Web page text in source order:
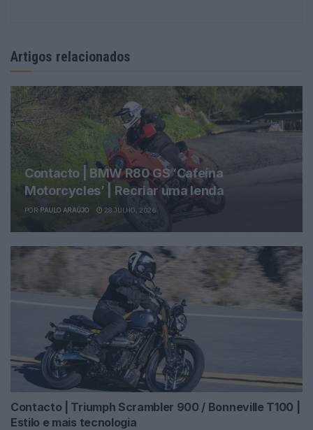
Artigos relacionados
Contacto | BMW R80 GS ‘Cafeína
Motorcycles’ | Recriar uma lenda
POR PAULO ARAÚJO 28 JULHO, 2026
Contacto | Triumph Scrambler 900 / Bonneville T100 |
Estilo e mais tecnologia